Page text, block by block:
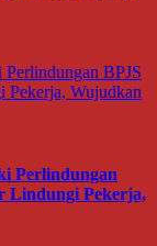
Perlindungan
Lindungi Pekerja,